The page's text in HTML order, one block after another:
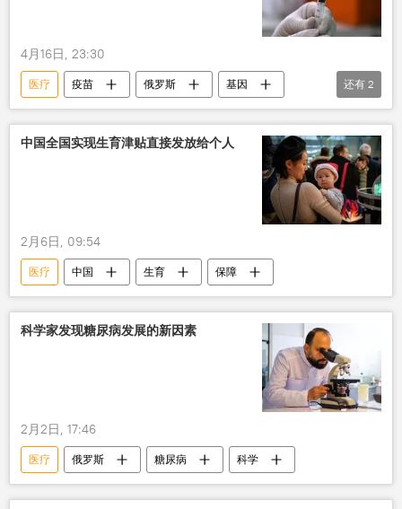
4月16日, 23:30
医疗 疫苗 俄罗斯
基因
尼加拉瓜
临床试验
还有 2
中国全国实现生育津贴直接发放给个人
2月6日, 09:54
医疗 中国 生育 保障
科学家发现糖尿病发展的新因素
2月2日, 17:46
医疗 俄罗斯 糖尿病 科学